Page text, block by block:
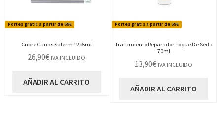
Portes gratis a partir de 69€
Cubre Canas Salerm 12x5ml
26,90€ IVA INCLUIDO
AÑADIR AL CARRITO
Portes gratis a partir de 69€
Tratamiento Reparador Toque De Seda
70ml
13,90€ IVA INCLUIDO
AÑADIR AL CARRITO